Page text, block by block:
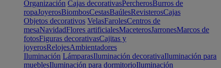
Organización Cajas decorativasPercherosBurros de
ropaJoyerosBiombosCestasBaúlesRevisterosCajas
Objetos decorativos VelasFarolesCentros de
mesaNavidadFlores artificialesMaceterosJarronesMarcos de
fotosFiguras decorativasCajitas y
joyerosRelojesAmbientadores
Iluminación LámparasIluminación decorativaIluminación para
mueblesIluminación para dormitorioIluminación